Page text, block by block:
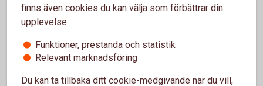
Återbetalningstiden för lånet är 1 - 12 år beroende på
Vill du göra en extraamortering eller lösa lånet i förtid är
finns även cookies du kan välja som förbättrar din
upplevelse:
Funktioner, prestanda och statistik
Relevant marknadsföring
Du kan ta tillbaka ditt cookie-medgivande när du vill,